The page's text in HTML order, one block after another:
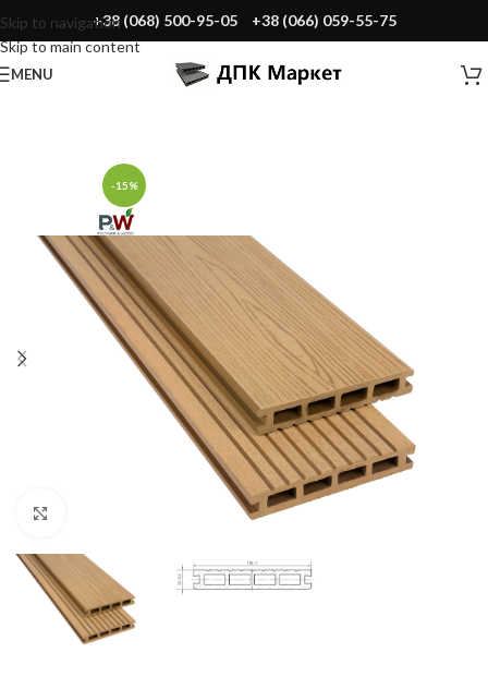
Skip to navigation
Skip to main content
+38 (068) 500-95-05 +38 (066) 059-55-75
MENU
-15%